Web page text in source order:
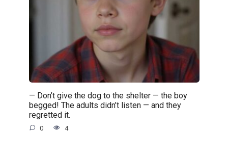
— Don’t give the dog to the shelter — the boy
begged! The adults didn’t listen — and they
regretted it.
0 4